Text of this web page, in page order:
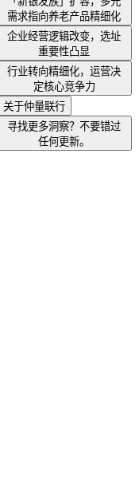
需求指向养老产品精细化
企业经营逻辑改变，选址
重要性凸显
行业转向精细化，运营决
定核心竞争力
关于仲量联行
寻找更多洞察？不要错过
任何更新。